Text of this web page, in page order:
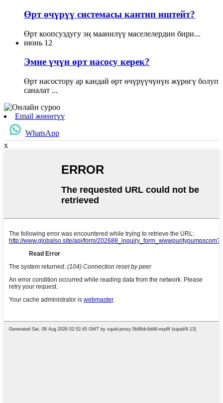
Өрт өчүрүү системасы кантип иштейт?
Өрт коопсуздугу эң маанилүү маселелердин бири...
июнь 12
Эмне үчүн өрт насосу керек?
Өрт насостору ар кандай өрт өчүрүүчүнүн жүрөгү болуп
саналат ...
Email жөнөтүү
WhatsApp
x